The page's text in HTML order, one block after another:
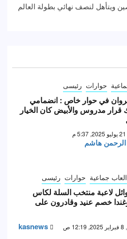
ويتأهل لنصف نهائي بطولة العالم
حوارات رئيسى
في حوار خاص : انضمامي
قرار مدروس والأبيض كان الخيار
الرحمن هاشم
العاب جماعية حوارات رئيسى
لاعبة منتخب السلة لكاس
خصم عنيد وقادرون على
ص kasnews